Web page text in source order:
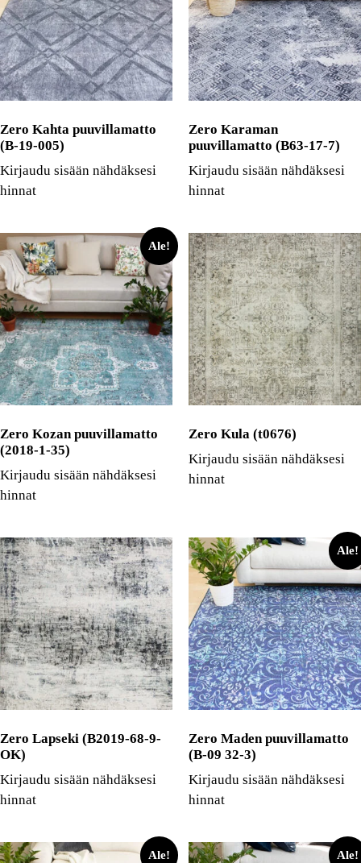
Zero Kahta puuvillamatto
(B-19-005)
Kirjaudu sisään nähdäksesi
hinnat
Zero Karaman
puuvillamatto (B63-17-7)
Kirjaudu sisään nähdäksesi
hinnat
Ale!
Zero Kozan puuvillamatto
(2018-1-35)
Kirjaudu sisään nähdäksesi
hinnat
Zero Kula (t0676)
Kirjaudu sisään nähdäksesi
hinnat
Zero Lapseki (B2019-68-9-
OK)
Kirjaudu sisään nähdäksesi
hinnat
Ale!
Zero Maden puuvillamatto
(B-09 32-3)
Kirjaudu sisään nähdäksesi
hinnat
Ale! Ale!